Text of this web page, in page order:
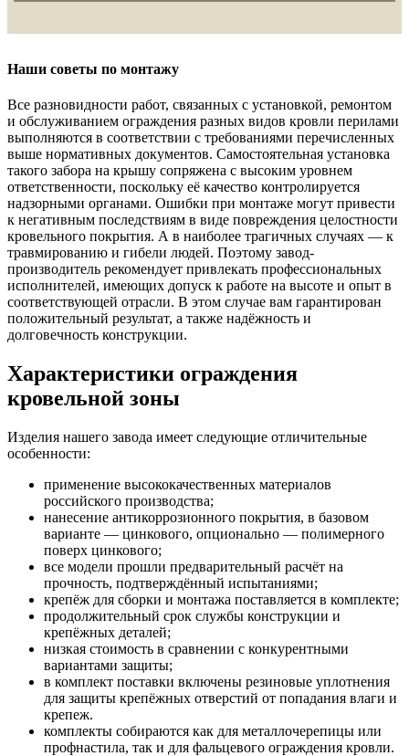
Наши советы по монтажу
Все разновидности работ, связанных с установкой, ремонтом
и обслуживанием ограждения разных видов кровли перилами
выполняются в соответствии с требованиями перечисленных
выше нормативных документов. Самостоятельная установка
такого забора на крышу сопряжена с высоким уровнем
ответственности, поскольку её качество контролируется
надзорными органами. Ошибки при монтаже могут привести
к негативным последствиям в виде повреждения целостности
кровельного покрытия. А в наиболее трагичных случаях — к
травмированию и гибели людей. Поэтому завод-
производитель рекомендует привлекать профессиональных
исполнителей, имеющих допуск к работе на высоте и опыт в
соответствующей отрасли. В этом случае вам гарантирован
положительный результат, а также надёжность и
долговечность конструкции.
Характеристики ограждения
кровельной зоны
Изделия нашего завода имеет следующие отличительные
особенности:
применение высококачественных материалов
российского производства;
нанесение антикоррозионного покрытия, в базовом
варианте — цинкового, опционально — полимерного
поверх цинкового;
все модели прошли предварительный расчёт на
прочность, подтверждённый испытаниями;
крепёж для сборки и монтажа поставляется в комплекте;
продолжительный срок службы конструкции и
крепёжных деталей;
низкая стоимость в сравнении с конкурентными
вариантами защиты;
в комплект поставки включены резиновые уплотнения
для защиты крепёжных отверстий от попадания влаги и
крепеж.
комплекты собираются как для металлочерепицы или
профнастила, так и для фальцевого ограждения кровли.